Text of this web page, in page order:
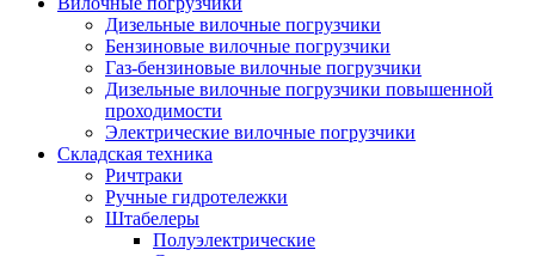
Дизельные вилочные погрузчики
Бензиновые вилочные погрузчики
Газ-бензиновые вилочные погрузчики
Дизельные вилочные погрузчики повышенной
проходимости
Электрические вилочные погрузчики
Складская техника
Ричтраки
Ручные гидротележки
Штабелеры
Полуэлектрические